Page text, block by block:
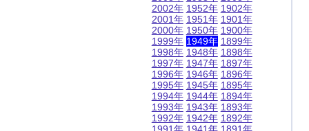
2002年
2001年
2000年
1999年
1998年
1997年
1996年
1995年
1994年
1993年
1992年
1952年
1951年
1950年
1949年
1948年
1947年
1946年
1945年
1944年
1943年
1942年
1902年
1901年
1900年
1899年
1898年
1897年
1896年
1895年
1894年
1893年
1892年